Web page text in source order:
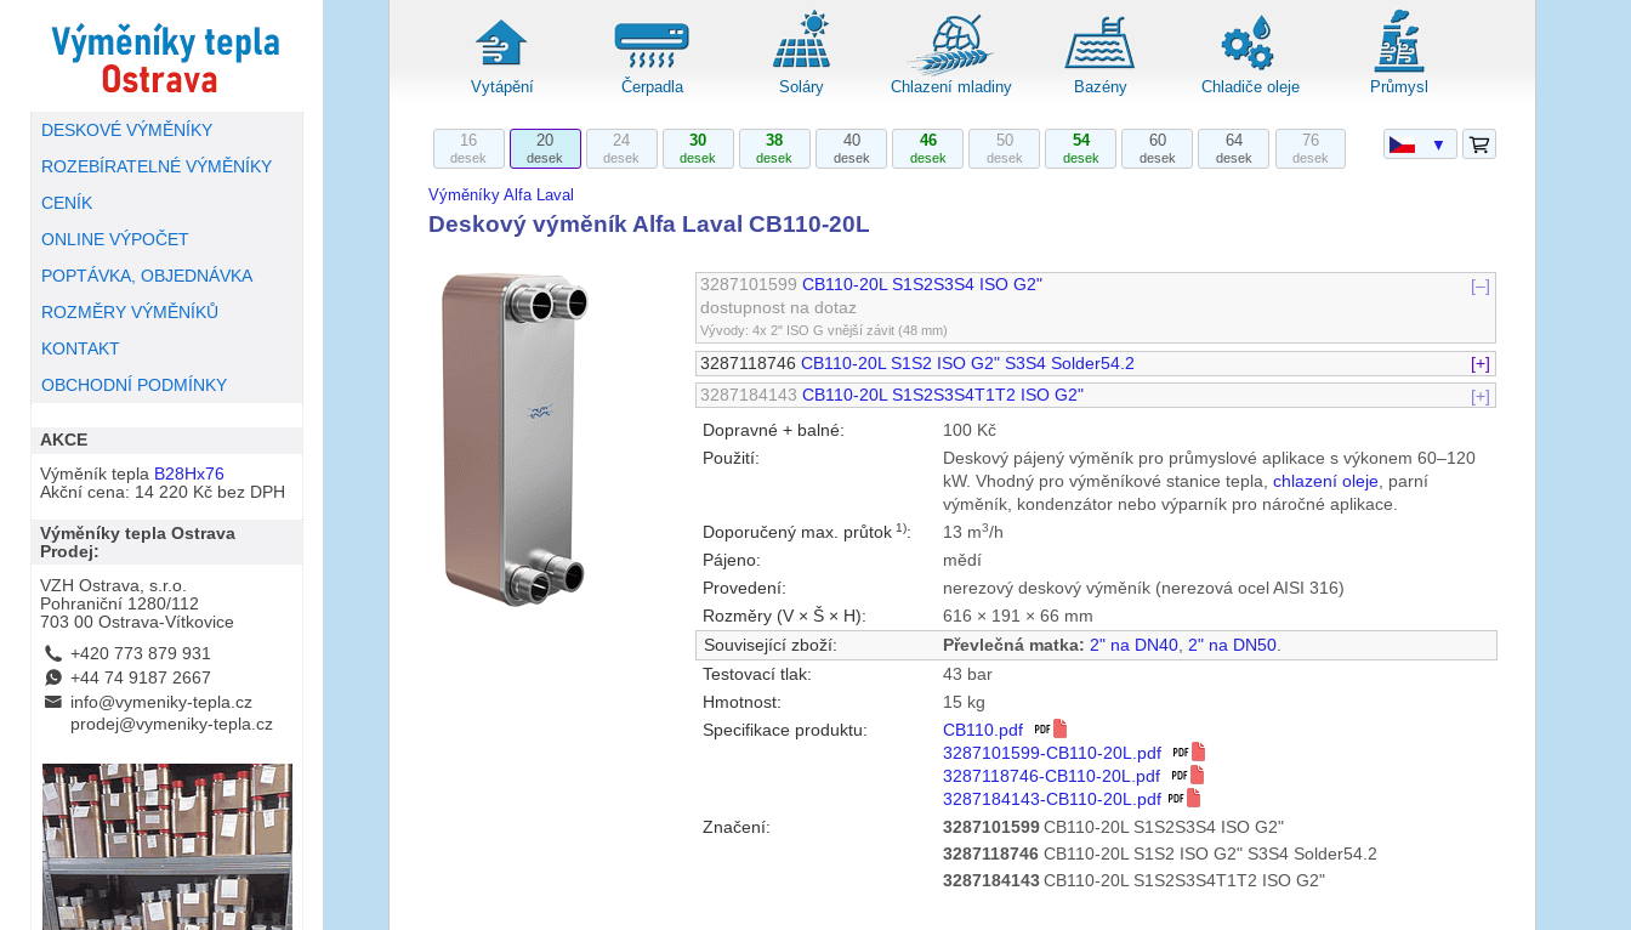
DESKOVÉ VÝMĚNÍKY
ROZEBÍRATELNÉ VÝMĚNÍKY
CENÍK
ONLINE VÝPOČET
POPTÁVKA, OBJEDNÁVKA
ROZMĚRY VÝMĚNÍKŮ
KONTAKT
OBCHODNÍ PODMÍNKY
AKCE
Výměník tepla B28Hx76
Akční cena: 14 220 Kč bez DPH
Výměníky tepla Ostrava
Prodej:
VZH Ostrava, s.r.o.
Pohraniční 1280/112
703 00 Ostrava-Vítkovice
L +420 773 879 931
E +44 74 9187 2667
B info@vymeniky-tepla.cz
prodej@vymeniky-tepla.cz
Vytápění Čerpadla Soláry Chlazení mladiny Bazény Chladiče oleje Průmysl
16
desek
20
desek
24
desek
30
desek
38
desek
40
desek
46
desek
50
desek
54
desek
60
desek
64
desek
76
desek
Výměníky Alfa Laval
Deskový výměník Alfa Laval CB110-20L
3287101599 CB110-20L S1S2S3S4 ISO G2"
[–]
dostupnost na dotaz
Vývody: 4x 2" ISO G vnější závit (48 mm)
3287118746 CB110-20L S1S2 ISO G2" S3S4 Solder54.2
[+]
3287184143 CB110-20L S1S2S3S4T1T2 ISO G2"
[+]
Dopravné + balné:
100 Kč
Použití:
Deskový pájený výměník pro průmyslové aplikace s výkonem 60–120
kW. Vhodný pro výměníkové stanice tepla,chlazení oleje, parní
výměník, kondenzátor nebo výparník pro náročné aplikace.
Doporučený max. průtok 1): 13 m3/h
Pájeno:
mědí
Provedení:
nerezový deskový výměník (nerezová ocel AISI 316)
Rozměry (V × Š × H):
616 × 191 × 66 mm
Související zboží:
Převlečná matka: 2" na DN40,2" na DN50.
Testovací tlak:
43 bar
Hmotnost:
15 kg
Specifikace produktu:
CB110.pdf
3287101599-CB110-20L.pdf
3287118746-CB110-20L.pdf
3287184143-CB110-20L.pdf
Značení:
3287101599 CB110-20L S1S2S3S4 ISO G2"
3287118746 CB110-20L S1S2 ISO G2" S3S4 Solder54.2
3287184143 CB110-20L S1S2S3S4T1T2 ISO G2"
▼